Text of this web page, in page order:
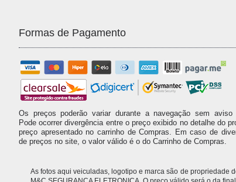
Formas de Pagamento
Os preços poderão variar durante a navegação sem aviso
Pode ocorrer divergência entre o preço exibido no detalhe do
preço apresentado no carrinho de Compras. Em caso de
de preços no site, o valor válido é o do Carrinho de Compras.
As fotos aqui veiculadas, logotipo e marca são de propriedade